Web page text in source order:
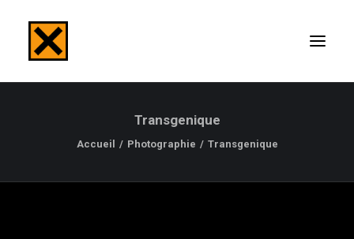
TABLEAUX
Transgenique
Accueil Photographie Transgenique